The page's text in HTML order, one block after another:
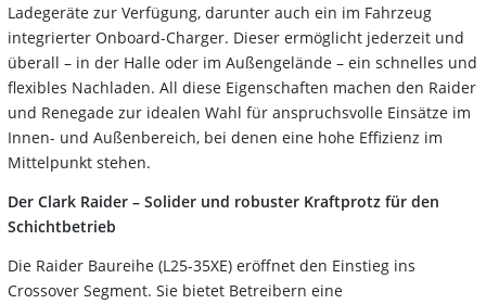
Ladegeräte zur Verfügung, darunter auch ein im Fahrzeug
integrierter Onboard-Charger. Dieser ermöglicht jederzeit und
überall – in der Halle oder im Außengelände – ein schnelles und
flexibles Nachladen. All diese Eigenschaften machen den Raider
und Renegade zur idealen Wahl für anspruchsvolle Einsätze im
Innen- und Außenbereich, bei denen eine hohe Effizienz im
Mittelpunkt stehen.
Der Clark Raider – Solider und robuster Kraftprotz für den
Schichtbetrieb
Die Raider Baureihe (L25-35XE) eröffnet den Einstieg ins
Crossover Segment. Sie bietet Betreibern eine